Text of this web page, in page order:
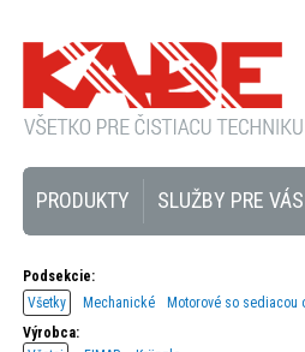
PRODUKTY SLUŽBY PRE VÁS
Podsekcie:
Všetky
Mechanické Motorové so sediacou
Výrobca: